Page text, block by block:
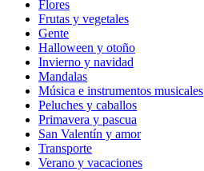
Flores
Frutas y vegetales
Gente
Halloween y otoño
Invierno y navidad
Mandalas
Música e instrumentos musicales
Peluches y caballos
Primavera y pascua
San Valentín y amor
Transporte
Verano y vacaciones